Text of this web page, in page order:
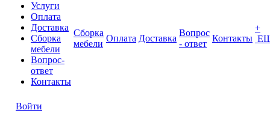
Услуги
Оплата
Доставка
Сборка
мебели
Вопрос-
ответ
Контакты
Сборка
мебели
Оплата Доставка
Вопрос
- ответ
Контакты
+
Войти